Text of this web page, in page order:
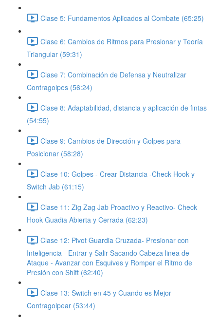
Clase 5: Fundamentos Aplicados al Combate (65:25)
Clase 6: Cambios de Ritmos para Presionar y Teoría
Triangular (59:31)
Clase 7: Combinación de Defensa y Neutralizar
Contragolpes (56:24)
Clase 8: Adaptabilidad, distancia y aplicación de fintas
(54:55)
Clase 9: Cambios de Dirección y Golpes para
Posicionar (58:28)
Clase 10: Golpes - Crear Distancia -Check Hook y
Switch Jab (61:15)
Clase 11: Zig Zag Jab Proactivo y Reactivo- Check
Hook Guadia Abierta y Cerrada (62:23)
Clase 12: Pivot Guardia Cruzada- Presionar con
Inteligencia - Entrar y Salir Sacando Cabeza linea de
Ataque - Avanzar con Esquives y Romper el Ritmo de
Presión con Shift (62:40)
Clase 13: Switch en 45 y Cuando es Mejor
Contragolpear (53:44)